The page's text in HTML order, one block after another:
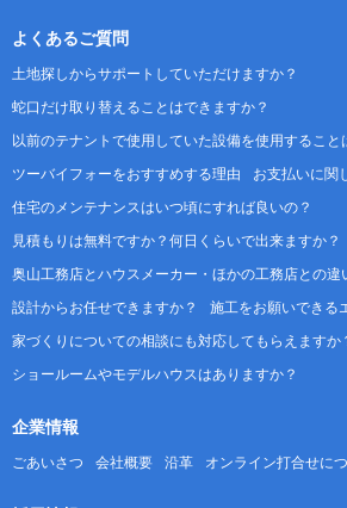
よくあるご質問
土地探しからサポートしていただけますか？
蛇口だけ取り替えることはできますか？
以前のテナントで使用していた設備を使用すること
ツーバイフォーをおすすめする理由
お支払いに関
住宅のメンテナンスはいつ頃にすれば良いの？
見積もりは無料ですか？何日くらいで出来ますか？
奥山工務店とハウスメーカー・ほかの工務店との違
設計からお任せできますか？
施工をお願いできる
家づくりについての相談にも対応してもらえますか
ショールームやモデルハウスはありますか？
企業情報
ごあいさつ 会社概要 沿革 オンライン打合せに